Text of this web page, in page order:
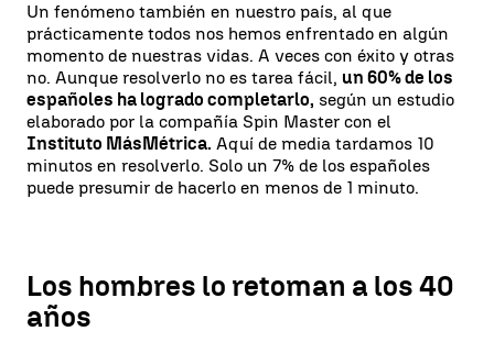
Un fenómeno también en nuestro país, al que
prácticamente todos nos hemos enfrentado en algún
momento de nuestras vidas. A veces con éxito y otras
no. Aunque resolverlo no es tarea fácil, un 60% de los
españoles ha logrado completarlo, según un estudio
elaborado por la compañía Spin Master con el
Instituto MásMétrica. Aquí de media tardamos 10
minutos en resolverlo. Solo un 7% de los españoles
puede presumir de hacerlo en menos de 1 minuto.
Los hombres lo retoman a los 40
años